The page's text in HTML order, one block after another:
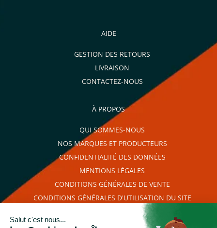
AIDE
GESTION DES RETOURS
LIVRAISON
CONTACTEZ-NOUS
À PROPOS
QUI SOMMES-NOUS
NOS MARQUES ET PRODUCTEURS
CONFIDENTIALITÉ DES DONNÉES
MENTIONS LÉGALES
CONDITIONS GÉNÉRALES DE VENTE
CONDITIONS GÉNÉRALES D'UTILISATION DU SITE